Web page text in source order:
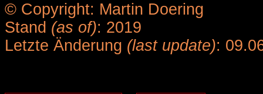
© Copyright: Martin Doering
Stand (as of): 2019
Letzte Änderung (last update):